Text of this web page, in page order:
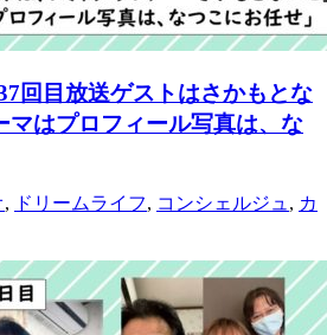
回目放送ゲストはさかもとな
マはプロフィール写真は、な
, ドリームライフ, コンシェルジュ, カ